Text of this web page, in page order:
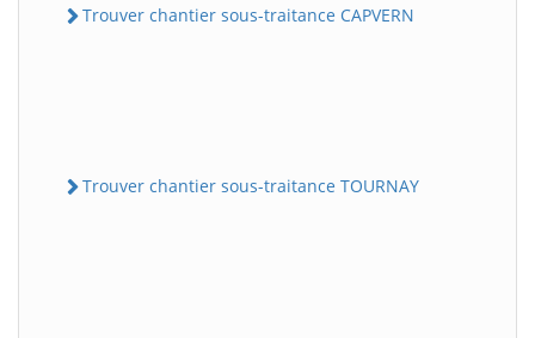
Trouver chantier sous-traitance CAPVERN
Trouver chantier sous-traitance TOURNAY